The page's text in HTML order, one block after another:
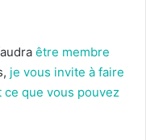
être membre
je vous invite à faire
que vous pouvez